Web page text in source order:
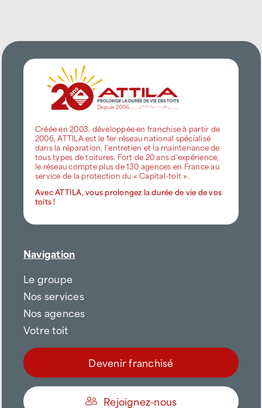
Créée en 2003, développée en franchise à partir de
2006, ATTILA est le 1er réseau national spécialisé
dans la réparation, l’entretien et la maintenance de
tous types de toitures. Fort de 20 ans d’expérience,
le réseau compte plus de 130 agences en France au
service de la protection du « Capital-toit ».
Avec ATTILA, vous prolongez la durée de vie de vos
toits !
Navigation
Le groupe
Nos services
Nos agences
Votre toit
Devenir franchisé
Rejoignez-nous